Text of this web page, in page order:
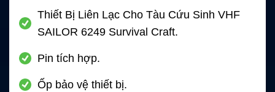
Thiết Bị Liên Lạc Cho Tàu Cứu Sinh VHF
SAILOR 6249 Survival Craft.
Pin tích hợp.
Ốp bảo vệ thiết bị.